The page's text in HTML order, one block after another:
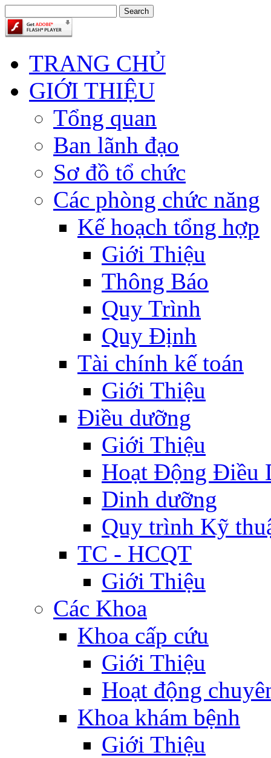
TRANG CHỦ
GIỚI THIỆU
Tổng quan
Ban lãnh đạo
Sơ đồ tổ chức
Các phòng chức năng
Kế hoạch tổng hợp
Giới Thiệu
Thông Báo
Quy Trình
Quy Định
Tài chính kế toán
Giới Thiệu
Điều dưỡng
Giới Thiệu
Hoạt Động Điều
Dinh dưỡng
Quy trình Kỹ
TC - HCQT
Giới Thiệu
Các Khoa
Khoa cấp cứu
Giới Thiệu
Hoạt động
Khoa khám bệnh
Giới Thiệu